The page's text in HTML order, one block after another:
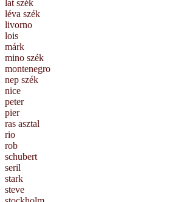
lat szék
léva szék
livorno
lois
márk
mino szék
montenegro
nep szék
nice
peter
pier
ras asztal
rio
rob
schubert
seril
stark
steve